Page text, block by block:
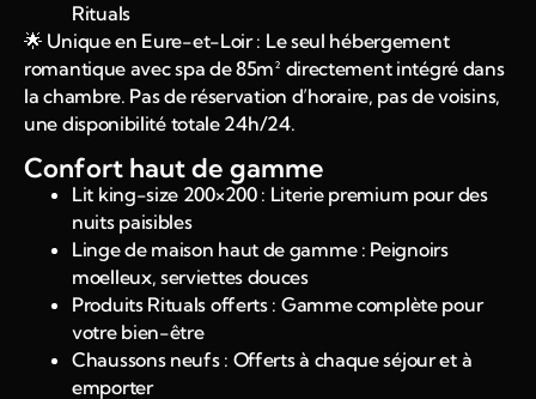
Rituals
🌟 Unique en Eure-et-Loir : Le seul hébergement
romantique avec spa de 85m² directement intégré dans
la chambre. Pas de réservation d’horaire, pas de voisins,
une disponibilité totale 24h/24.
Confort haut de gamme
Lit king-size 200×200 : Literie premium pour des
nuits paisibles
Linge de maison haut de gamme : Peignoirs
moelleux, serviettes douces
Produits Rituals offerts : Gamme complète pour
votre bien-être
Chaussons neufs : Offerts à chaque séjour et à
emporter